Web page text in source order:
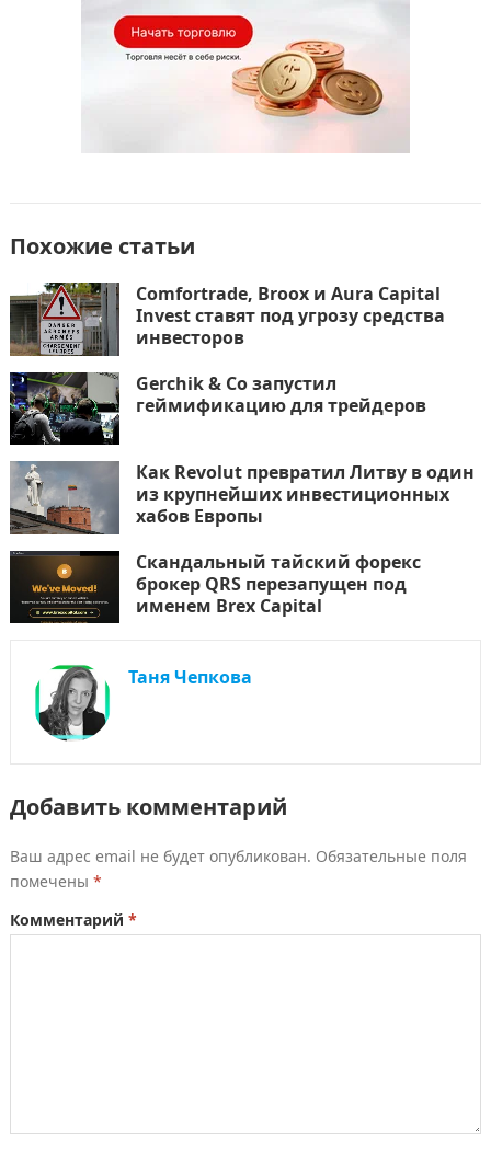
Похожие статьи
Comfortrade, Broox и Aura Capital
Invest ставят под угрозу средства
инвесторов
Gerchik & Co запустил
геймификацию для трейдеров
Как Revolut превратил Литву в один
из крупнейших инвестиционных
хабов Европы
Скандальный тайский форекс
брокер QRS перезапущен под
именем Brex Capital
Таня Чепкова
Добавить комментарий
Ваш адрес email не будет опубликован. Обязательные поля
помечены *
Комментарий *